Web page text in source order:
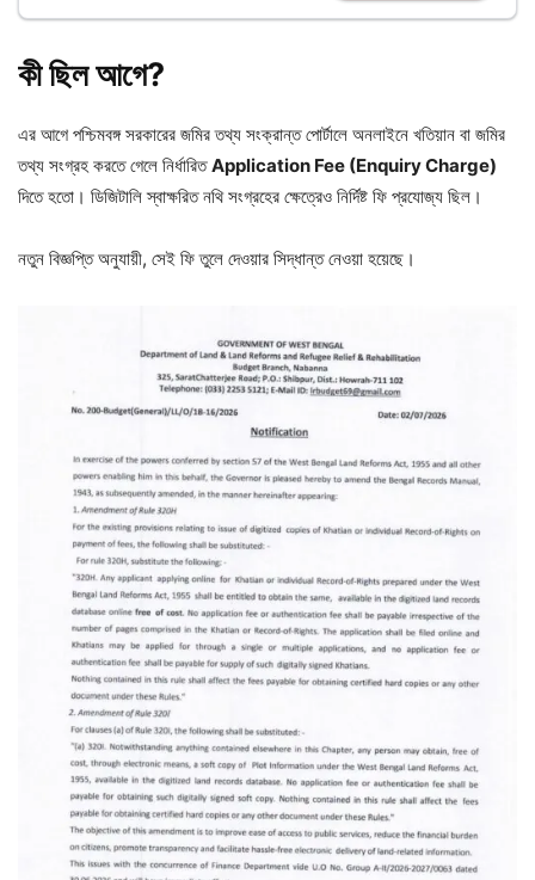
কী ছিল আগে?
এর আগে পশ্চিমবঙ্গ সরকারের জমির তথ্য সংক্রান্ত পোর্টালে অনলাইনে খতিয়ান বা জমির
তথ্য সংগ্রহ করতে গেলে নির্ধারিতApplication Fee (Enquiry Charge)
দিতে হতো। ডিজিটালি স্বাক্ষরিত নথি সংগ্রহের ক্ষেত্রেও নির্দিষ্ট ফি প্রযোজ্য ছিল।
নতুন বিজ্ঞপ্তি অনুযায়ী, সেই ফি তুলে দেওয়ার সিদ্ধান্ত নেওয়া হয়েছে।